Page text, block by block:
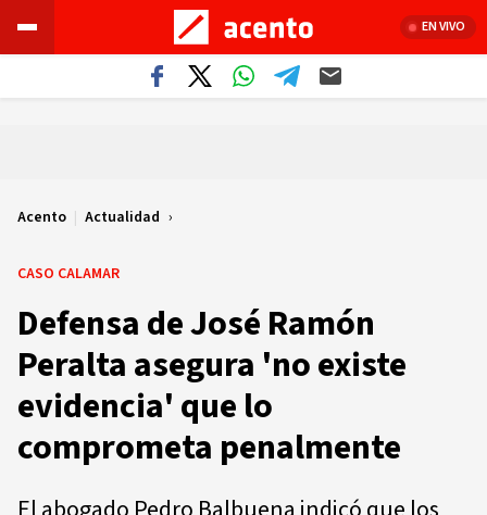
EN VIVO
Acento | Actualidad
CASO CALAMAR
Defensa de José Ramón
Peralta asegura 'no existe
evidencia' que lo
comprometa penalmente